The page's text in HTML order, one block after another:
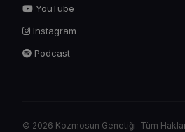
YouTube
Instagram
Podcast
© 2026 Kozmosun Genetiği. Tüm Hakları